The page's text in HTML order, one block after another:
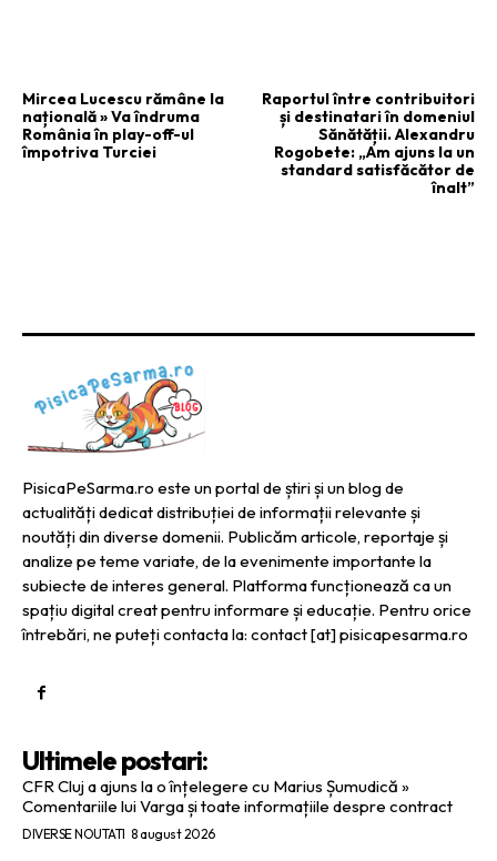
Mircea Lucescu rămâne la
națională » Va îndruma
România în play-off-ul
împotriva Turciei
Raportul între contribuitori
și destinatari în domeniul
Sănătății. Alexandru
Rogobete: „Am ajuns la un
standard satisfăcător de
înalt”
PisicaPeSarma.ro este un portal de știri și un blog de
actualități dedicat distribuției de informații relevante și
noutăți din diverse domenii. Publicăm articole, reportaje și
analize pe teme variate, de la evenimente importante la
subiecte de interes general. Platforma funcționează ca un
spațiu digital creat pentru informare și educație. Pentru orice
întrebări, ne puteți contacta la: contact [at] pisicapesarma.ro
Ultimele postari:
CFR Cluj a ajuns la o înțelegere cu Marius Șumudică »
Comentariile lui Varga și toate informațiile despre contract
DIVERSE NOUTATI 8 august 2026